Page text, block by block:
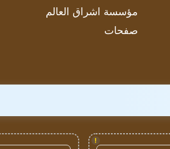
مؤسسة اشراق العالم
صفحات
!